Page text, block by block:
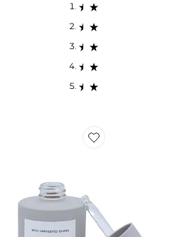
Favorite HUILE